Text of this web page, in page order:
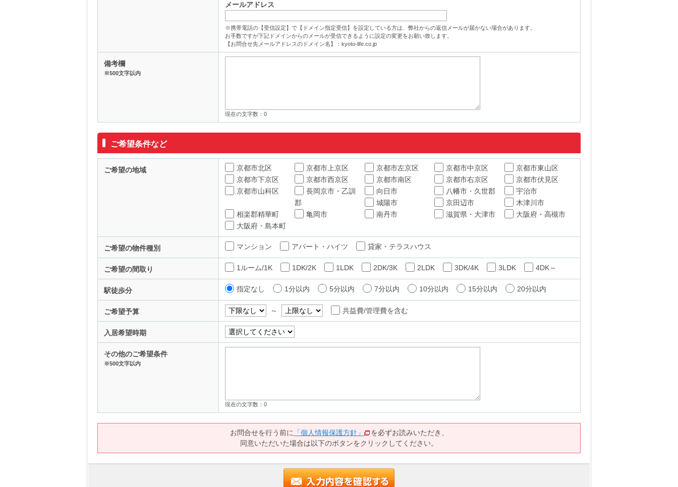
メールアドレス
※携帯電話の【受信設定】で【ドメイン指定受信】を設定している方は、弊社からの返信メールが届かない場合があります。
お手数ですが下記ドメインからのメールが受信できるように設定の変更をお願い致します。
【お問合せ先メールアドレスのドメイン名】：kyoto-life.co.jp
備考欄
※500文字以内
現在の文字数： 0
ご希望条件など
ご希望の地域 京都市北区 京都市上京区 京都市左京区 京都市中京区
京都市東山区
京都市下京区
京都市西京区 京都市南区 京都市右京区
京都市伏見区
京都市山科区
長岡京市・乙訓
郡
向日市 八幡市・久世郡
宇治市
城陽市
京田辺市
木津川市
相楽郡精華町
亀岡市 南丹市 滋賀県・大津市
大阪府・高槻市
大阪府・島本町
ご希望の物件種別 マンション アパート・ハイツ 貸家・テラスハウス
ご希望の間取り 1ルーム/1K 1DK/2K 1LDK 2DK/3K 2LDK 3DK/4K 3LDK 4DK～
駅徒歩分 指定なし 1分以内 5分以内 7分以内 10分以内 15分以内 20分以内
ご希望予算 ～ 共益費/管理費を含む
入居希望時期
その他のご希望条件
※500文字以内
現在の文字数： 0
お問合せを行う前に 「個人情報保護方針」
を必ずお読みいただき、
同意いただいた場合は以下のボタンをクリックしてください。